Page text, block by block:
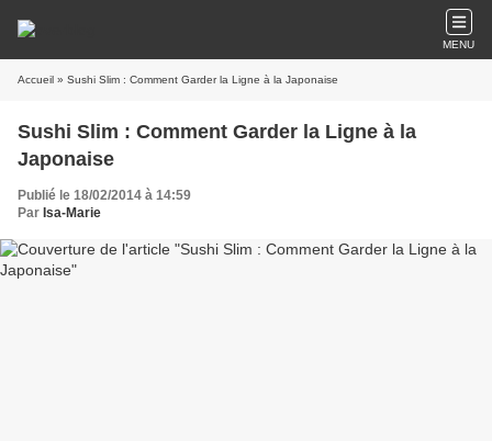
MENU
Accueil » Sushi Slim : Comment Garder la Ligne à la Japonaise
Sushi Slim : Comment Garder la Ligne à la
Japonaise
Publié le 18/02/2014 à 14:59
Par Isa-Marie